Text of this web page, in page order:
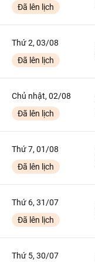
Đã lên lịch
Thứ 2, 03/08
Đã lên lịch
Chủ nhật, 02/08
Đã lên lịch
Thứ 7, 01/08
Đã lên lịch
Thứ 6, 31/07
Đã lên lịch
Thứ 5, 30/07